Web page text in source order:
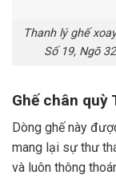
Thanh lý ghế
Số 19, Ngõ
Ghế chân quỳ
Dòng ghế này
mang lại sự thư
và luôn thông